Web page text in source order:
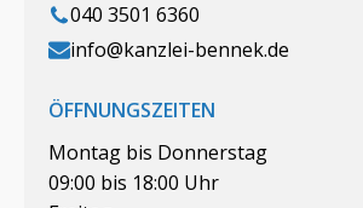
040 3501 6360
info@kanzlei-bennek.de
ÖFFNUNGSZEITEN
Montag bis Donnerstag
09:00 bis 18:00 Uhr